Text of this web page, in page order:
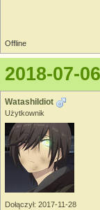
Offline
2018-07-
WatashiIdiot
Użytkownik
Dołączył: 2017-11-28